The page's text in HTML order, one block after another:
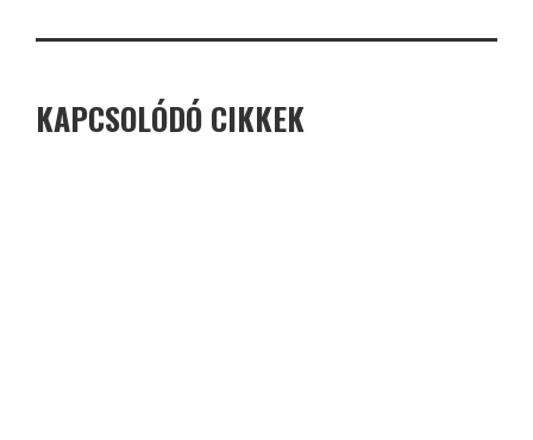
KAPCSOLÓDÓ CIKKEK